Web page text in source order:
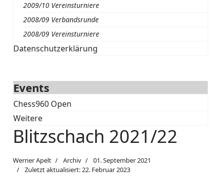
2009/10 Vereinsturniere
2008/09 Verbandsrunde
2008/09 Vereinsturniere
Datenschutzerklärung
Events
Chess960 Open
Weitere
Blitzschach 2021/22
Werner Apelt Archiv
01. September 2021
Zuletzt aktualisiert: 22. Februar 2023